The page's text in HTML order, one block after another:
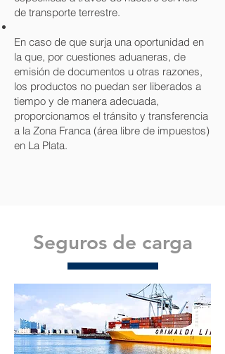
de transporte terrestre.
En caso de que surja una oportunidad en
la que, por cuestiones aduaneras, de
emisión de documentos u otras razones,
los productos no puedan ser liberados a
tiempo y de manera adecuada,
proporcionamos el tránsito y transferencia
a la Zona Franca (área libre de impuestos)
en La Plata.
Seguros de carga